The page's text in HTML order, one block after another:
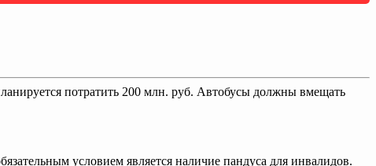
потратить 200 млн. руб. Автобусы должны вмещать
условием является наличие пандуса для инвалидов.